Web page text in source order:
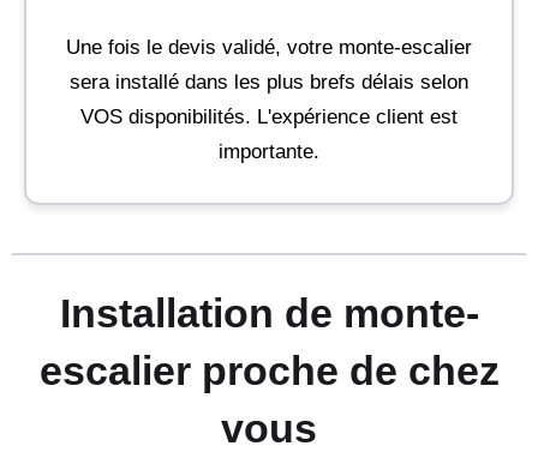
Une fois le devis validé, votre monte-escalier
sera installé dans les plus brefs délais selon
VOS disponibilités. L'expérience client est
importante.
Installation de monte-
escalier proche de chez
vous